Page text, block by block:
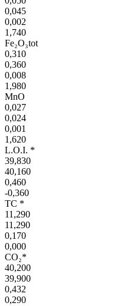
0,045
0,002
1,740
Fe₂O₃tot
0,310
0,360
0,008
1,980
MnO
0,027
0,024
0,001
1,620
L.O.I. *
39,830
40,160
0,460
-0,360
TC *
11,290
11,290
0,170
0,000
CO₂*
40,200
39,900
0,432
0,290